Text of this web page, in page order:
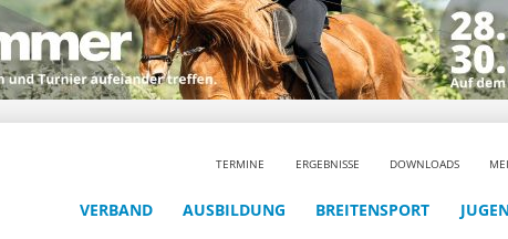
TERMINE ERGEBNISSE DOWNLOADS
VERBAND AUSBILDUNG BREITENSPORT